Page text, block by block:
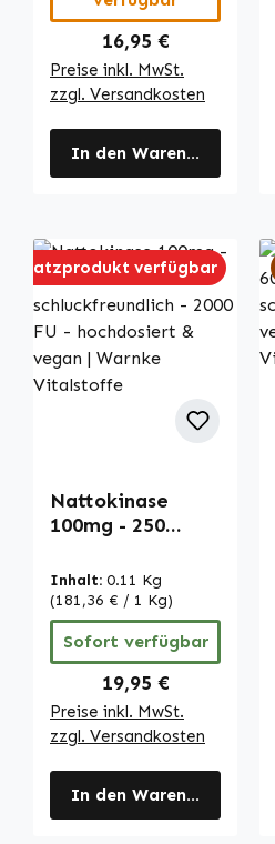
VitalstoffeRegulärer Preis:
16,95 €
Preise inkl. MwSt.
zzgl. Versandkosten
In den Warenkorb
Ersatzprodukt verfügbar
Tipp
Nattokinase
100mg - 250
schluckfreundlich
- 2000 FU -
hochdosiert &
vegan | Warnke
Vitalstoffe
Inhalt: 0.11 Kg
(181,36 € / 1 Kg)
Sofort verfügbar
Regulärer Preis:
19,95 €
Preise inkl. MwSt.
zzgl. Versandkosten
In den Warenkorb